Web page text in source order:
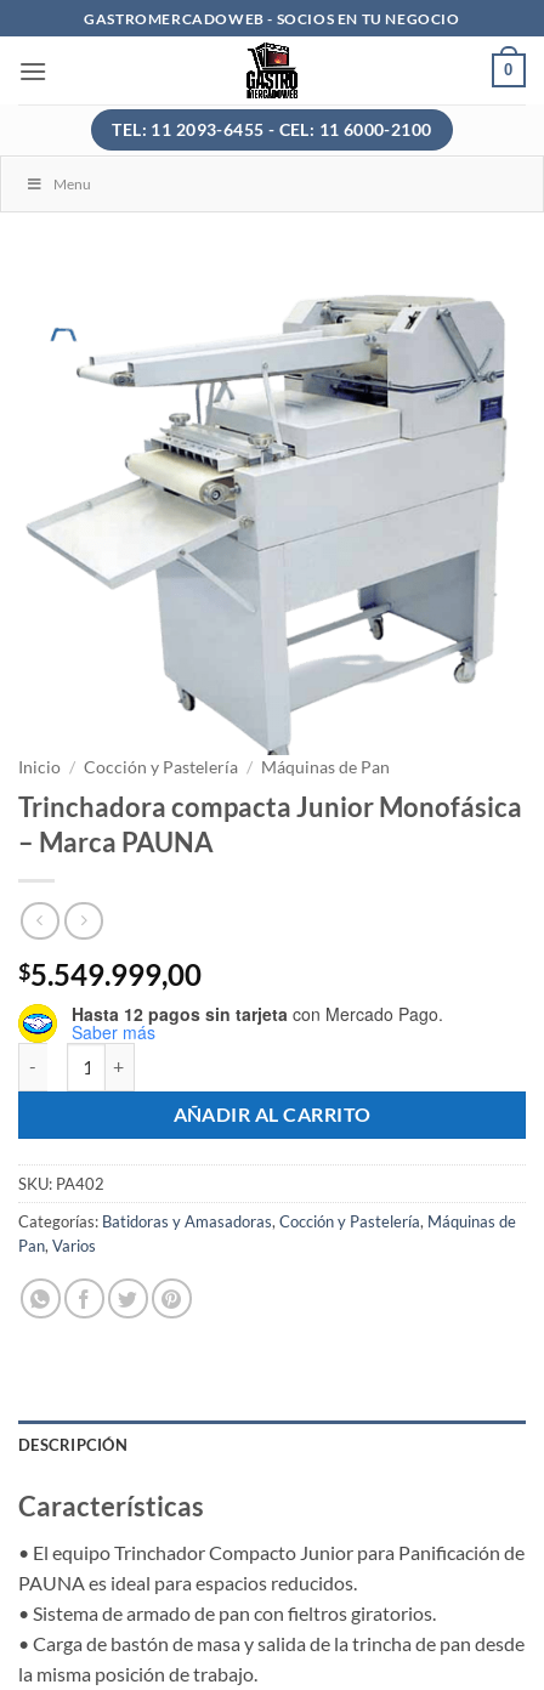
al
contenido
GASTROMERCADOWEB - SOCIOS EN TU NEGOCIO
0
TEL: 11 2093-6455 - CEL: 11 6000-2100
Menu
Inicio / Cocción y Pastelería / Máquinas de Pan
Trinchadora compacta Junior Monofásica
– Marca PAUNA
$5.549.999,00
Hasta 12 pagos sin tarjeta con Mercado Pago.
Saber más
AÑADIR AL CARRITO
SKU: PA402
Categorías: Batidoras y Amasadoras, Cocción y Pastelería, Máquinas de
Pan, Varios
DESCRIPCIÓN
Características
• El equipo Trinchador Compacto Junior para Panificación de
PAUNA es ideal para espacios reducidos.
• Sistema de armado de pan con fieltros giratorios.
• Carga de bastón de masa y salida de la trincha de pan desde
la misma posición de trabajo.